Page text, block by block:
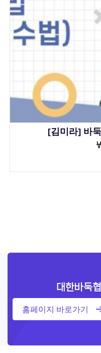
[김미라] 바
대한바둑
홈페이지 바로가기